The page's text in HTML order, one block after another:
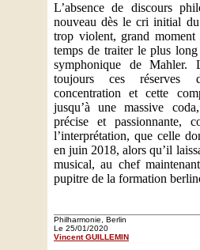
L’absence de discours
nouveau dès le cri initial
trop violent, grand moment
temps de traiter le plus
symphonique de Mahler.
toujours ces réserves
concentration et cette
jusqu’à une massive
précise et passionnante,
l’interprétation, que celle
en juin 2018, alors qu’il
musical, au chef
pupitre de la formation
Philharmonie, Berlin
Le 25/01/2020
Vincent GUILLEMIN